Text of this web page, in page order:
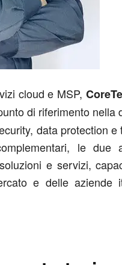
cloud e MSP,
di riferimento nella
data protection
le due
e servizi,
e delle aziende